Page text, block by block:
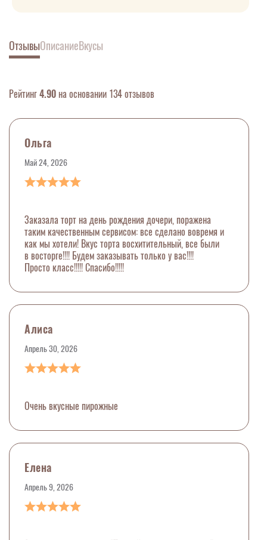
ОтзывыОписаниеВкусы
Рейтинг4.90 на основании 134 отзывов
Ольга
Май 24, 2026
Заказала торт на день рождения дочери, поражена
таким качественным сервисом: все сделано вовремя и
как мы хотели! Вкус торта восхитительный, все были
в восторге!!!! Будем заказывать только у вас!!!!
Просто класс!!!!! Спасибо!!!!!
Алиса
Апрель 30, 2026
Очень вкусные пирожные
Елена
Апрель 9, 2026